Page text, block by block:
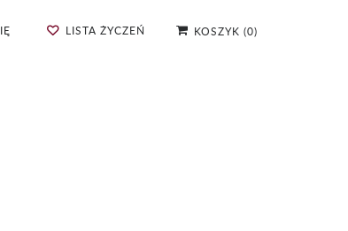
KOSZYK (0)
LISTA ŻYCZEŃ